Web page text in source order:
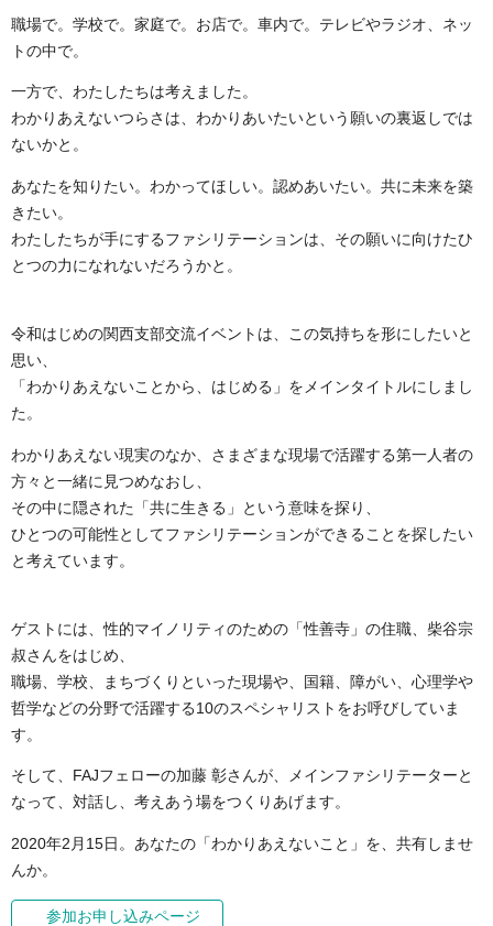
職場で。学校で。家庭で。お店で。車内で。テレビやラジオ、ネッ
トの中で。
一方で、わたしたちは考えました。
わかりあえないつらさは、わかりあいたいという願いの裏返しでは
ないかと。
あなたを知りたい。わかってほしい。認めあいたい。共に未来を築
きたい。
わたしたちが手にするファシリテーションは、その願いに向けたひ
とつの力になれないだろうかと。
令和はじめの関西支部交流イベントは、この気持ちを形にしたいと
思い、
「わかりあえないことから、はじめる」をメインタイトルにしまし
た。
わかりあえない現実のなか、さまざまな現場で活躍する第一人者の
方々と一緒に見つめなおし、
その中に隠された「共に生きる」という意味を探り、
ひとつの可能性としてファシリテーションができることを探したい
と考えています。
ゲストには、性的マイノリティのための「性善寺」の住職、柴谷宗
叔さんをはじめ、
職場、学校、まちづくりといった現場や、国籍、障がい、心理学や
哲学などの分野で活躍する10のスペシャリストをお呼びしていま
す。
そして、FAJフェローの加藤 彰さんが、メインファシリテーターと
なって、対話し、考えあう場をつくりあげます。
2020年2月15日。あなたの「わかりあえないこと」を、共有しませ
んか。
参加お申し込みページ